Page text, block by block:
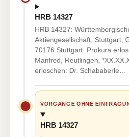
HRB 14327
HRB 14327:
Aktiengesellschaft, Stuttgart,
70176 Stuttgart. Prokura
Manfred, Reutlingen,
erloschen: Dr. Schababerle…
VORGÄNGE OHNE
HRB 14327